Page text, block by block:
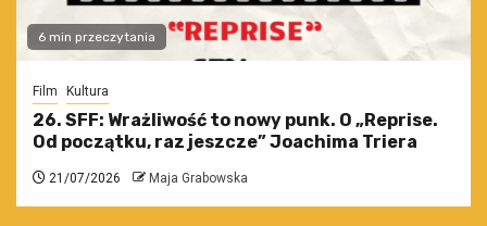
6 min przeczytania
Film Kultura
26. SFF: Wrażliwość to nowy punk. O „Reprise.
Od początku, raz jeszcze” Joachima Triera
21/07/2026 Maja Grabowska